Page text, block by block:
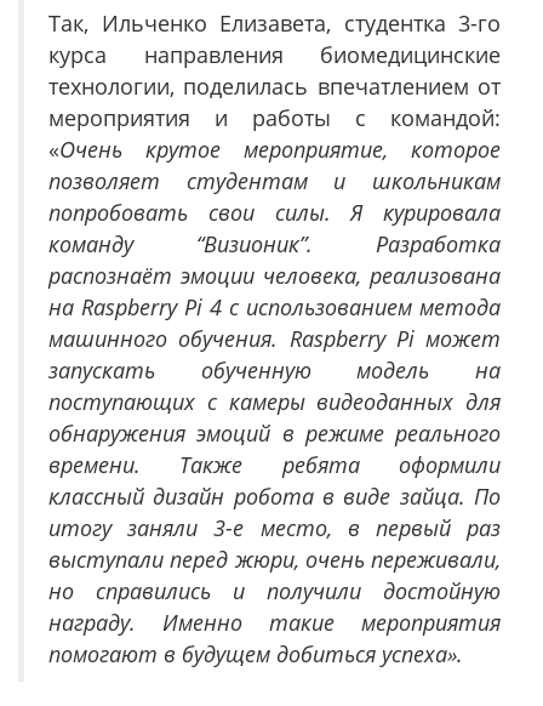
Так, Ильченко Елизавета, студентка 3-го
курса направления биомедицинские
технологии, поделилась впечатлением от
мероприятия и работы с командой:
«Очень крутое мероприятие, которое
позволяет студентам и школьникам
попробовать свои силы. Я курировала
команду “Визионик”. Разработка
распознаёт эмоции человека, реализована
на Raspberry Pi 4 с использованием метода
машинного обучения. Raspberry Pi может
запускать обученную модель на
поступающих с камеры видеоданных для
обнаружения эмоций в режиме реального
времени. Также ребята оформили
классный дизайн робота в виде зайца. По
итогу заняли 3-е место, в первый раз
выступали перед жюри, очень переживали,
но справились и получили достойную
награду. Именно такие мероприятия
помогают в будущем добиться успеха».